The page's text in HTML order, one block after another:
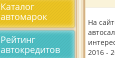
На
2016 -
Каталог
автомарок
Рейтинг
автокредитов